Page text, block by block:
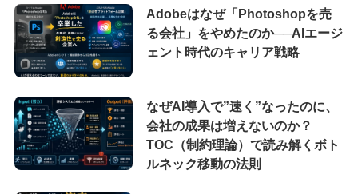
Adobeはなぜ「Photoshopを売
る会社」をやめたのか──AIエージ
ェント時代のキャリア戦略
なぜAI導入で”速く”なったのに、
会社の成果は増えないのか？
TOC（制約理論）で読み解くボト
ルネック移動の法則